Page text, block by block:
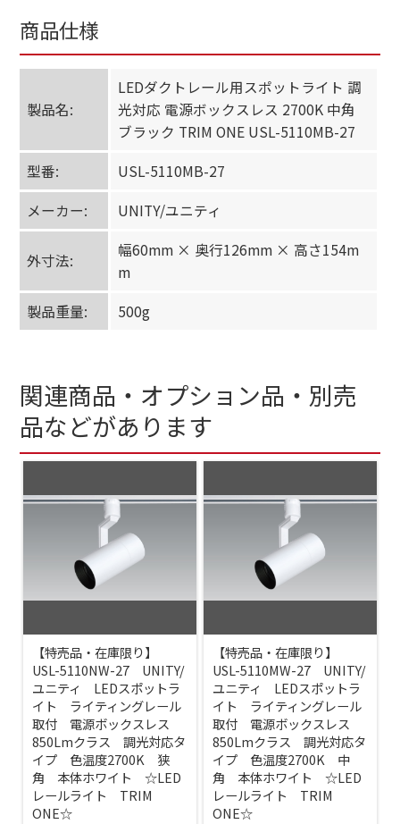
商品仕様
製品名:
LEDダクトレール用スポットライト 調
光対応 電源ボックスレス 2700K 中角
ブラック TRIM ONE USL-5110MB-27
型番:
USL-5110MB-27
メーカー:
UNITY/ユニティ
外寸法:
幅60mm × 奥行126mm × 高さ154m
m
製品重量:
500g
関連商品・オプション品・別売
品などがあります
【特売品・在庫限り】
USL-5110NW-27 UNITY/
ユニティ LEDスポットラ
イト ライティングレール
取付 電源ボックスレス
850Lmクラス 調光対応タ
イプ 色温度2700K 狭
角 本体ホワイト ☆LED
レールライト TRIM
ONE☆
【特売品・在庫限り】
USL-5110MW-27 UNITY/
ユニティ LEDスポットラ
イト ライティングレール
取付 電源ボックスレス
850Lmクラス 調光対応タ
イプ 色温度2700K 中
角 本体ホワイト ☆LED
レールライト TRIM
ONE☆